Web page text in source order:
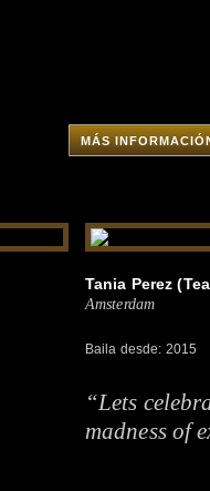
MÁS
Tania Perez
Amsterdam
Baila desde: 2015
“Lets
madness of